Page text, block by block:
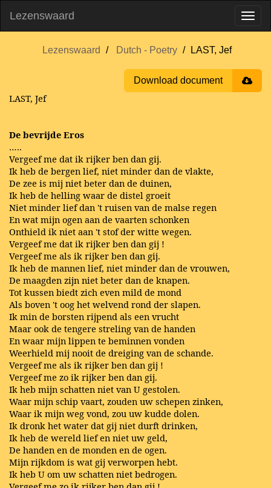
Lezenswaard
Lezenswaard Dutch - Poetry LAST, Jef
Download document
LAST, Jef
De bevrijde Eros
…..
Vergeef me dat ik rijker ben dan gij.
Ik heb de bergen lief, niet minder dan de vlakte,
De zee is mij niet beter dan de duinen,
Ik heb de helling waar de distel groeit
Niet minder lief dan 't ruisen van de malse regen
En wat mijn ogen aan de vaarten schonken
Onthield ik niet aan 't stof der witte wegen.
Vergeef me dat ik rijker ben dan gij !
Vergeef me als ik rijker ben dan gij.
Ik heb de mannen lief, niet minder dan de vrouwen,
De maagden zijn niet beter dan de knapen.
Tot kussen biedt zich even mild de mond
Als boven 't oog het welvend rond der slapen.
Ik min de borsten rijpend als een vrucht
Maar ook de tengere streling van de handen
En waar mijn lippen te beminnen vonden
Weerhield mij nooit de dreiging van de schande.
Vergeef me als ik rijker ben dan gij !
Vergeef me zo ik rijker ben dan gij.
Ik heb mijn schatten niet van U gestolen.
Waar mijn schip vaart, zouden uw schepen zinken,
Waar ik mijn weg vond, zou uw kudde dolen.
Ik dronk het water dat gij niet durft drinken,
Ik heb de wereld lief en niet uw geld,
De handen en de monden en de ogen.
Mijn rijkdom is wat gij verworpen hebt.
Ik heb U om uw schatten niet bedrogen.